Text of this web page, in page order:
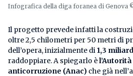
Infografica della diga foranea di Genova
Il progetto prevede infatti la
oltre 2,5 chilometri per 50 metri di
dell’opera, inizialmente di 1,3
raddoppiare. A spiegarlo è
anticorruzione (Anac) che già